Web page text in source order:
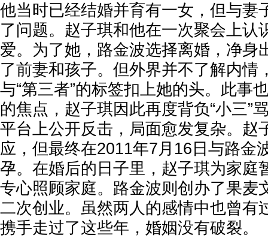
他当时已经结婚并育有一女，但与妻
了问题。赵子琪和他在一次聚会上认
爱。为了她，路金波选择离婚，净身
了前妻和孩子。但外界并不了解内情
与“第三者”的标签扣上她的头。此事
的焦点，赵子琪因此再度背负“小三”
平台上公开反击，局面愈发复杂。赵
应，但最终在2011年7月16日与路金
孕。在婚后的日子里，赵子琪为家庭
专心照顾家庭。路金波则创办了果麦
二次创业。虽然两人的感情中也曾有
携手走过了这些年，婚姻没有破裂。